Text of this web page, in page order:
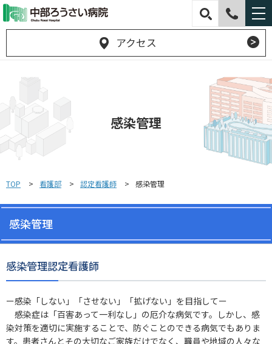
アクセス
感染管理
TOP 看護部 認定看護師 感染管理
感染管理
感染管理認定看護師
ー感染「しない」「させない」「拡げない」を目指してー
感染症は「百害あって一利なし」の厄介な病気です。しかし、感
染対策を適切に実施することで、防ぐことのできる病気でもありま
す。患者さんとその大切なご家族だけでなく、職員や地域の人々な